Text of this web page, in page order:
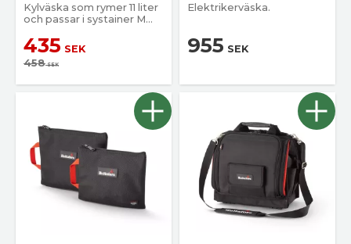
Kylväska som rymer 11 liter
och passar i systainer M
435 SEK
458SEK
Elektrikerväska.
955 SEK